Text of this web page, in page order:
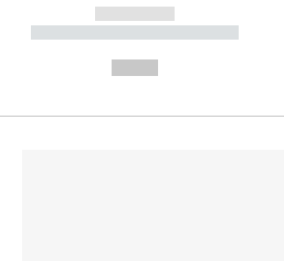
------------
----------- ----------- --------